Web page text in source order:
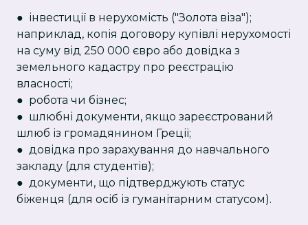
● інвестиції в нерухомість ("Золота віза");
наприклад, копія договору купівлі нерухомості
на суму від 250 000 євро або довідка з
земельного кадастру про реєстрацію
власності;
● робота чи бізнес;
● шлюбні документи, якщо зареєстрований
шлюб із громадянином Греції;
● довідка про зарахування до навчального
закладу (для студентів);
● документи, що підтверджують статус
біженця (для осіб із гуманітарним статусом).